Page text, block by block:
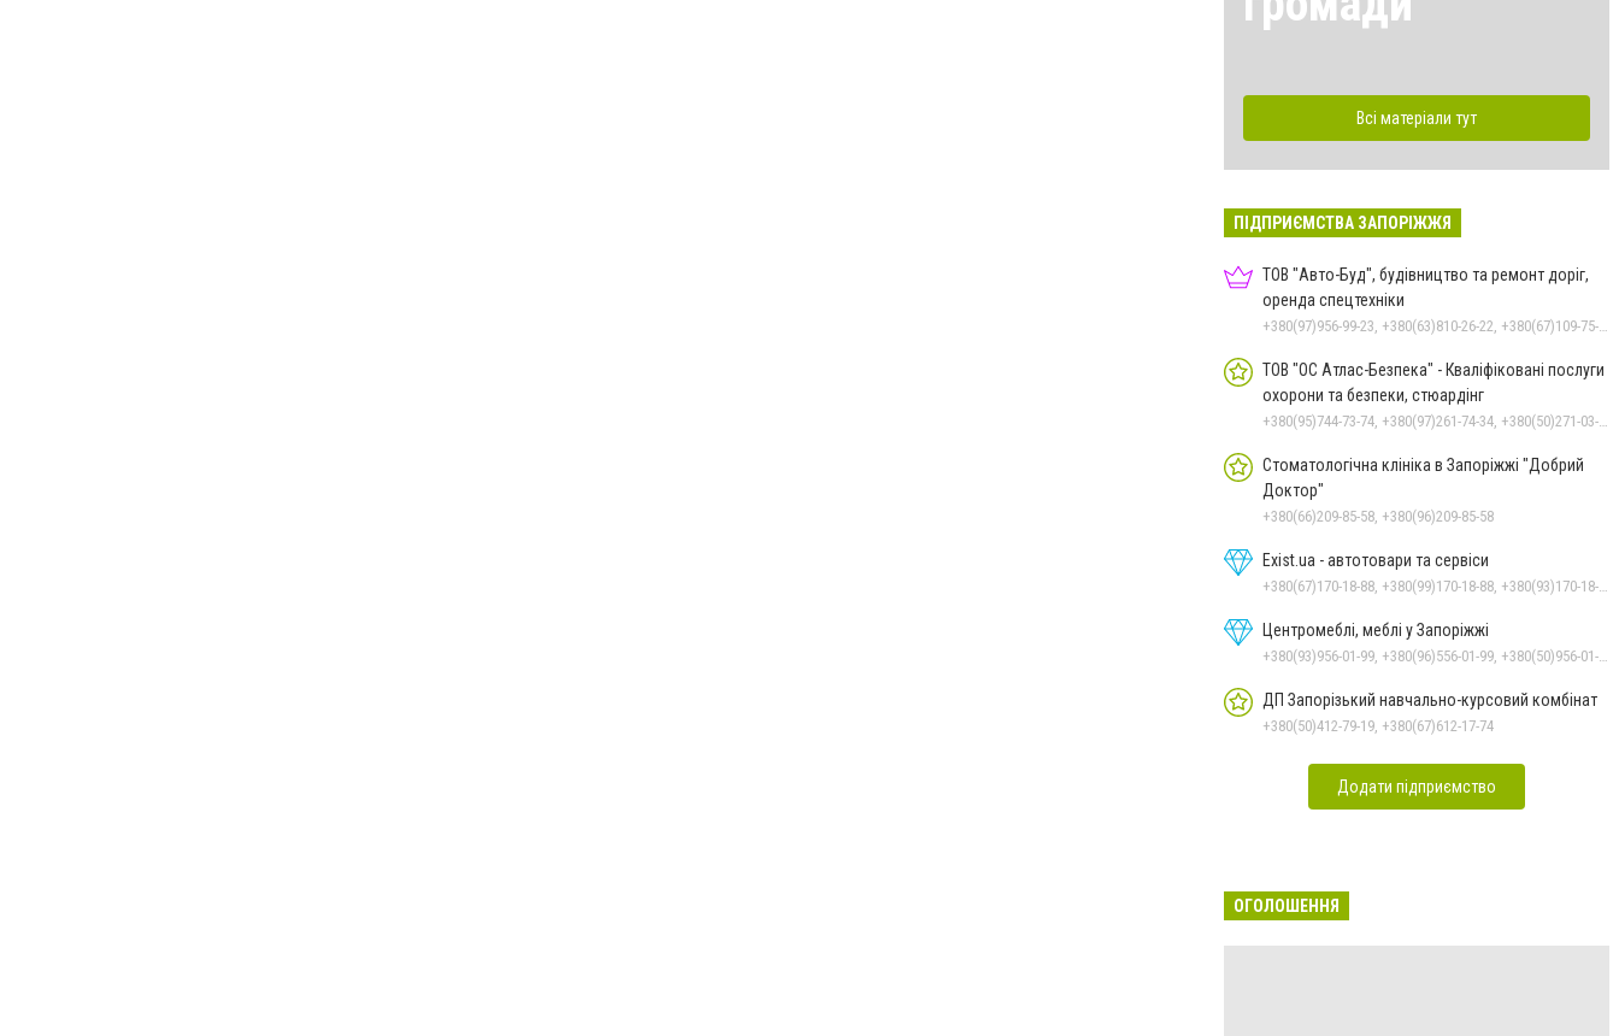
Всі матеріали тут
ПІДПРИЄМСТВА ЗАПОРІЖЖЯ
ТОВ "Авто-Буд", будівництво та ремонт доріг,
оренда спецтехніки
ТОВ "ОС Атлас-Безпека" - Кваліфіковані послуги
охорони та безпеки, стюардінг
Стоматологічна клініка в Запоріжжі "Добрий
Доктор"
+380(66)209-85-58, +380(96)209-85-58
Exist.ua - автотовари та сервіси
Центромеблі, меблі у Запоріжжі
ДП Запорізький навчально-курсовий комбінат
+380(50)412-79-19, +380(67)612-17-74
Додати підприємство
ОГОЛОШЕННЯ